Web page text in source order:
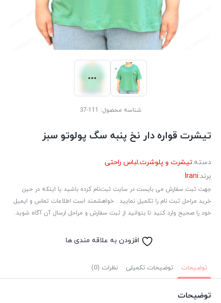
شناسه محصول: 111-37
تیشرت قواره دار نخ پنبه سگ پولوتو سبز
دسته:تیشرت و پلوشرت,لباس راحتی
برند:Irani
جهت ثبت سفارش می بایست در سایت ثبت‌نام کرده باشید یا اینکه در حین
خرید مراحل ثبت نام را تکمیل نمایید . خواهشمند است اطلاعات تماس و ایمیل
خود را صحیح وارد کنید تا بتوانید از ثبت سفارش و مراحل ارسال آن آگاه شوید.
افزودن به علاقه مندی ها
توضیحات توضیحات تکمیلی نظرات (0)
توضیحات